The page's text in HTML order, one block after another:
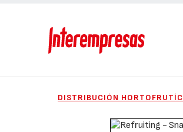
DISTRIBUCIÓN